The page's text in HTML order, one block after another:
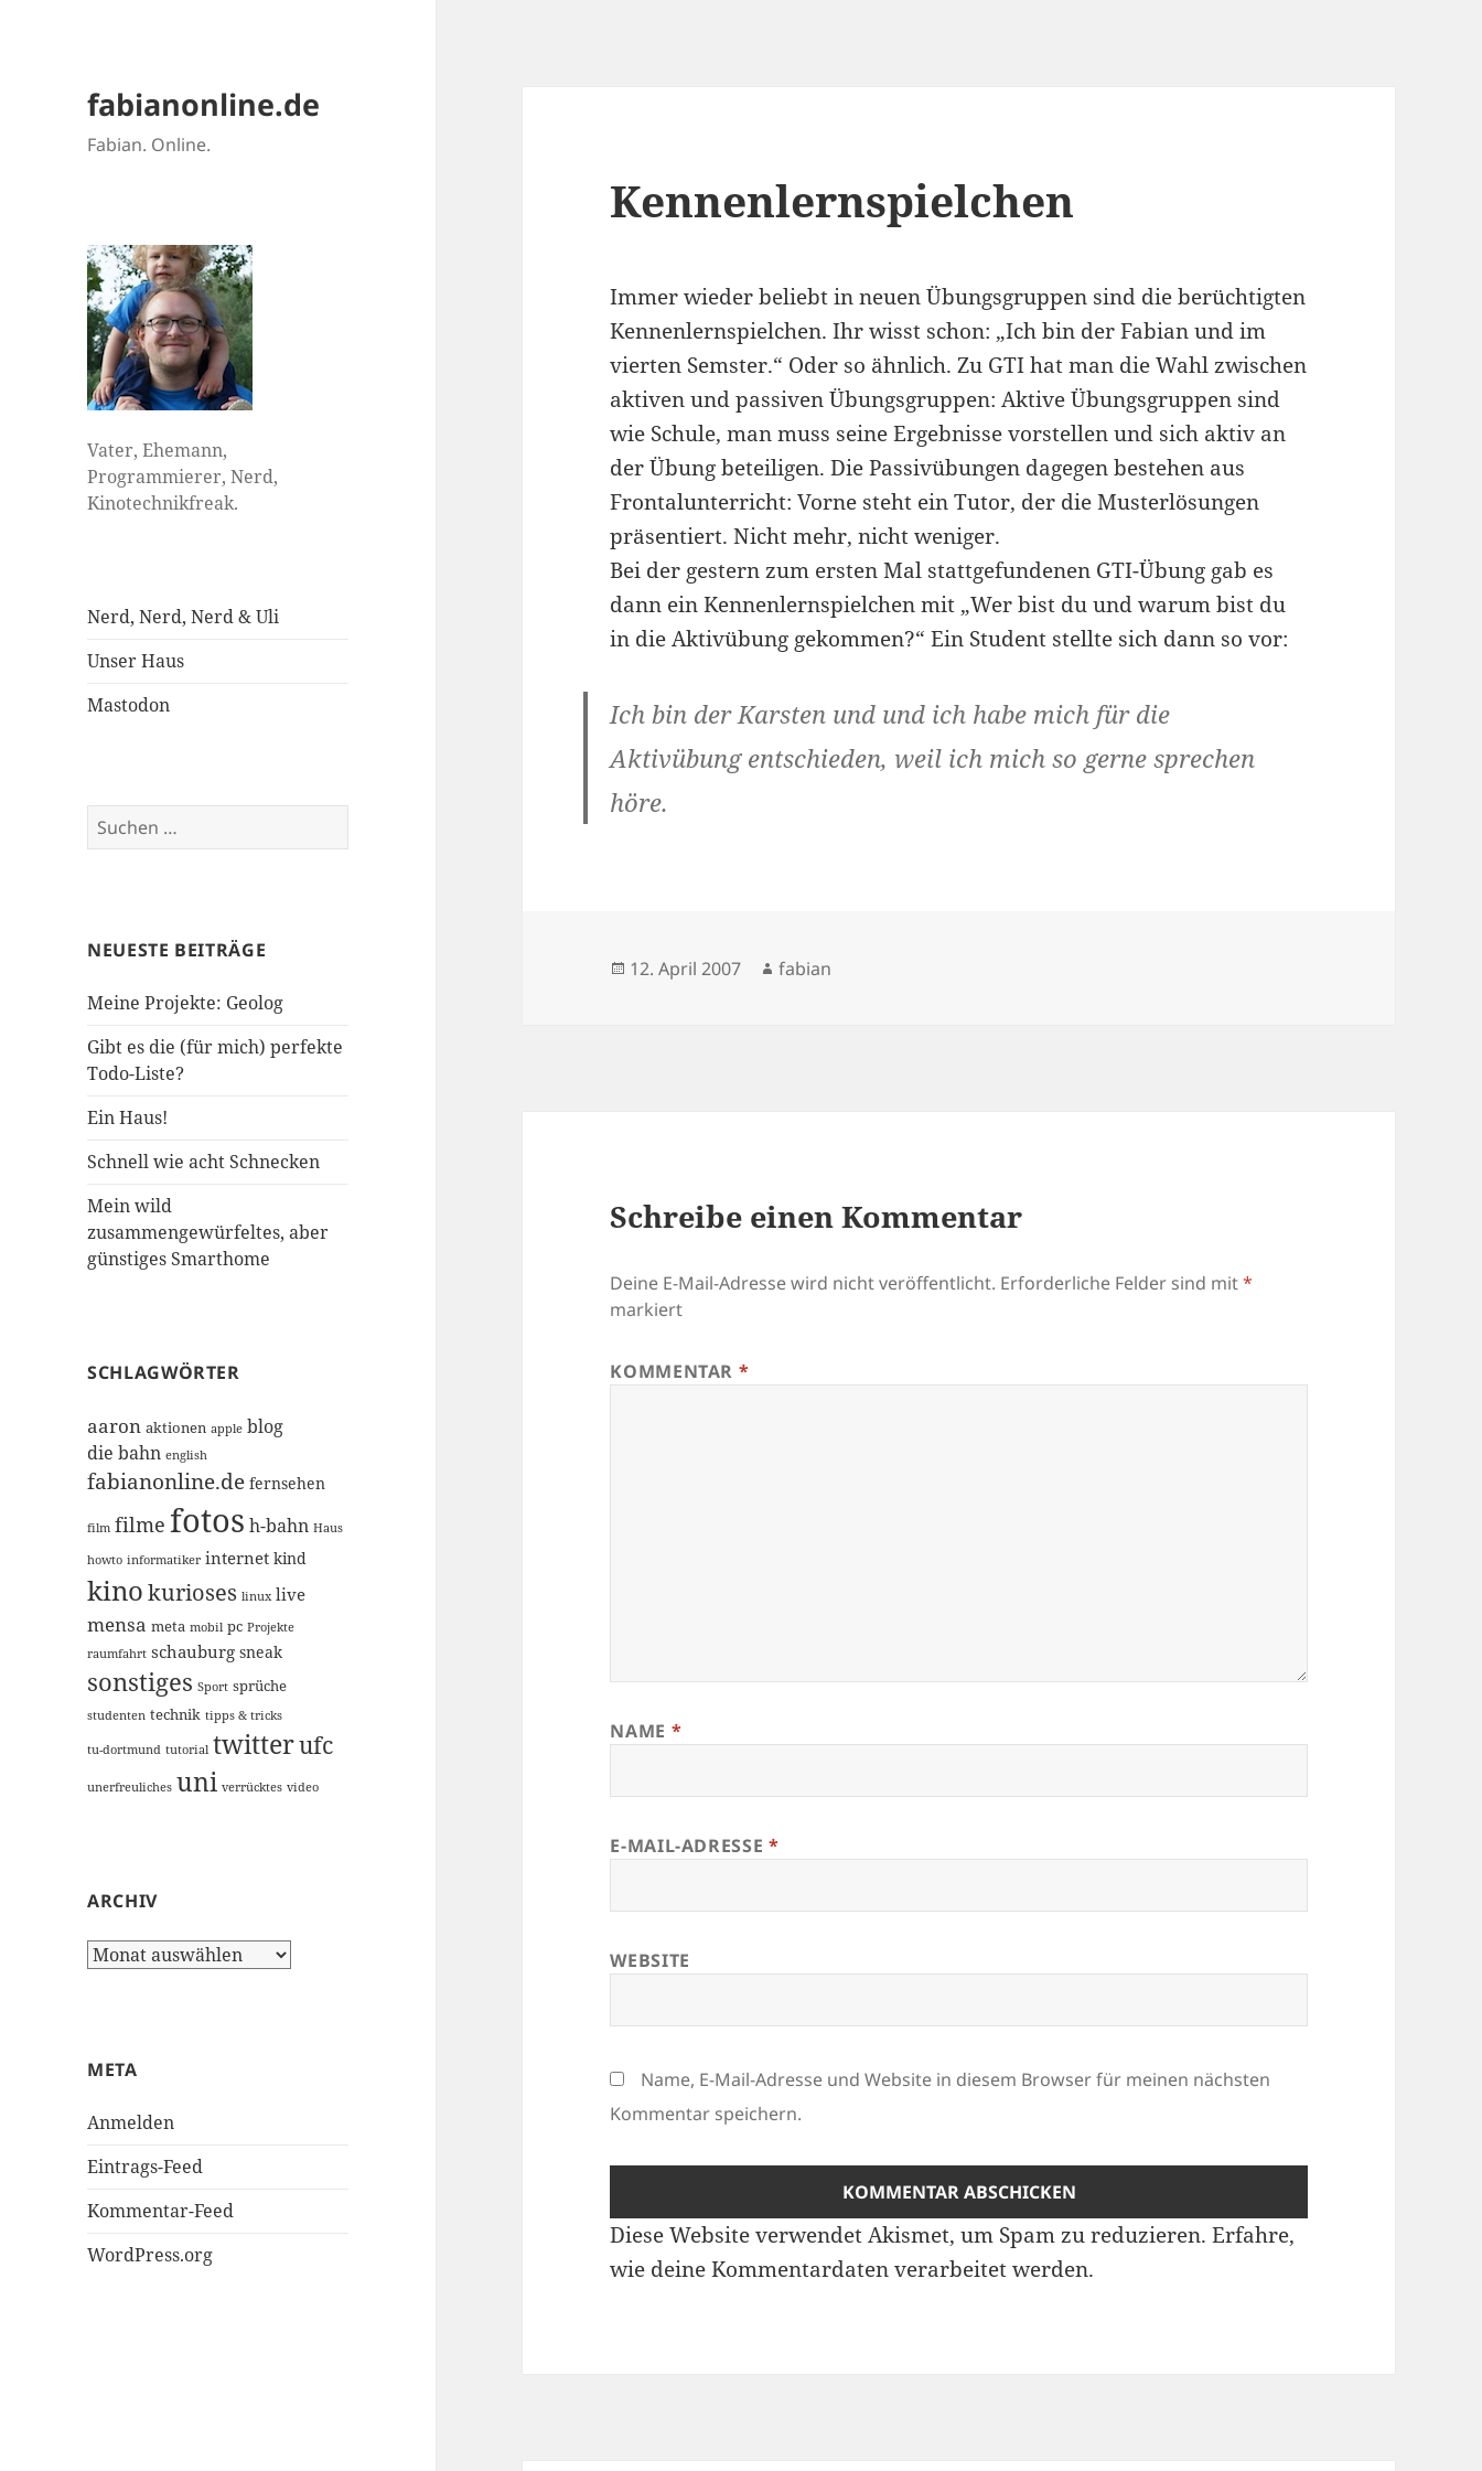
fabianonline.de
Fabian. Online.
Vater, Ehemann,
Programmierer, Nerd,
Kinotechnikfreak.
Nerd, Nerd, Nerd & Uli
Unser Haus
Mastodon
Suchen
nach:
NEUESTE BEITRÄGE
Meine Projekte: Geolog
Gibt es die (für mich) perfekte
Todo-Liste?
Ein Haus!
Schnell wie acht Schnecken
Mein wild
zusammengewürfeltes, aber
günstiges Smarthome
SCHLAGWÖRTER
aaron aktionen apple blog
die bahn english
fabianonline.de fernsehen
film filme fotos h-bahn Haus
howto informatiker internet kind
kinokurioses linux live
mensa meta mobil pc Projekte
raumfahrt schauburg sneak
sonstiges Sport sprüche
studenten technik tipps & tricks
tu-dortmund tutorial twitterufc
unerfreuliches uni verrücktes video
ARCHIV
Archiv
META
Anmelden
Eintrags-Feed
Kommentar-Feed
WordPress.org
Kennenlernspielchen
Immer wieder beliebt in neuen Übungsgruppen sind die berüchtigten
Kennenlernspielchen. Ihr wisst schon: „Ich bin der Fabian und im
vierten Semster.“ Oder so ähnlich. Zu GTI hat man die Wahl zwischen
aktiven und passiven Übungsgruppen: Aktive Übungsgruppen sind
wie Schule, man muss seine Ergebnisse vorstellen und sich aktiv an
der Übung beteiligen. Die Passivübungen dagegen bestehen aus
Frontalunterricht: Vorne steht ein Tutor, der die Musterlösungen
präsentiert. Nicht mehr, nicht weniger.
Bei der gestern zum ersten Mal stattgefundenen GTI-Übung gab es
dann ein Kennenlernspielchen mit „Wer bist du und warum bist du
in die Aktivübung gekommen?“ Ein Student stellte sich dann so vor:
Ich bin der Karsten und und ich habe mich für die
Aktivübung entschieden, weil ich mich so gerne sprechen
höre.
Veröffentlicht
12. April 2007 Autor
fabian
Schreibe einen Kommentar
Deine E-Mail-Adresse wird nicht veröffentlicht. Erforderliche Felder sind mit*
markiert
KOMMENTAR *
NAME *
E-MAIL-ADRESSE *
WEBSITE
Name, E-Mail-Adresse und Website in diesem Browser für meinen nächsten
Kommentar speichern.
Diese Website verwendet Akismet, um Spam zu reduzieren.Erfahre,
wie deine Kommentardaten verarbeitet werden.